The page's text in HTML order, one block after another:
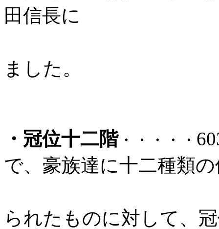
田信長に
ました。
・冠位十二階・・・・・
で、豪族達に十二種類
られたものに対して、